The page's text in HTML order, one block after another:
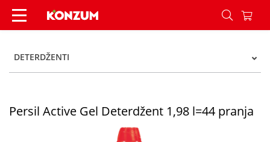
Persil Active Gel Deterdžent 1,98 l=44 pranja -
DETERDŽENTI
Persil Active Gel Deterdžent 1,98 l=44 pranja